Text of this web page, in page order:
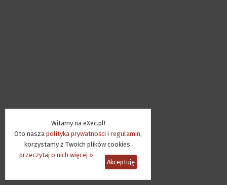
Witamy na eXec.pl!
Oto nasza polityka prywatności i regulamin,
korzystamy z Twoich plików cookies:
przeczytaj o nich więcej »
Akceptuję